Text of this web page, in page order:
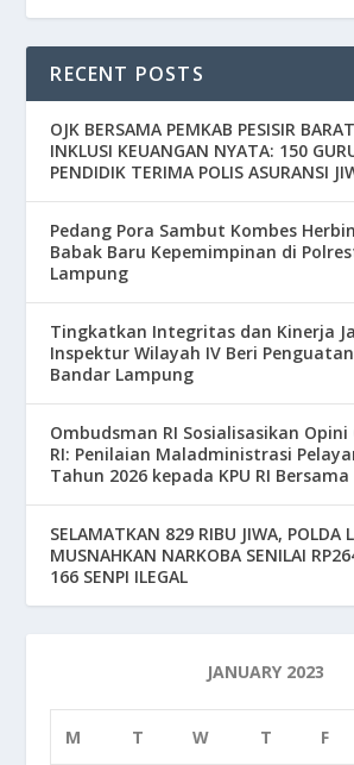
RECENT POSTS
OJK BERSAMA PEMKAB PESISIR
INKLUSI KEUANGAN NYATA: 150
PENDIDIK TERIMA POLIS ASURANSI
Pedang Pora Sambut Kombes
Babak Baru Kepemimpinan di
Lampung
Tingkatkan Integritas dan Kinerja
Inspektur Wilayah IV Beri
Bandar Lampung
Ombudsman RI Sosialisasikan
RI: Penilaian Maladministrasi
Tahun 2026 kepada KPU RI
SELAMATKAN 829 RIBU JIWA, POLDA
MUSNAHKAN NARKOBA SENILAI
166 SENPI ILEGAL
JANUARY 2023
M T W T F